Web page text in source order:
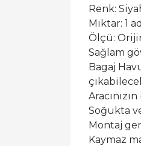
Renk:
Miktar: 1
Ölçü:
Sağlam
Bagaj
Soğukta
Montaj
Kaymaz